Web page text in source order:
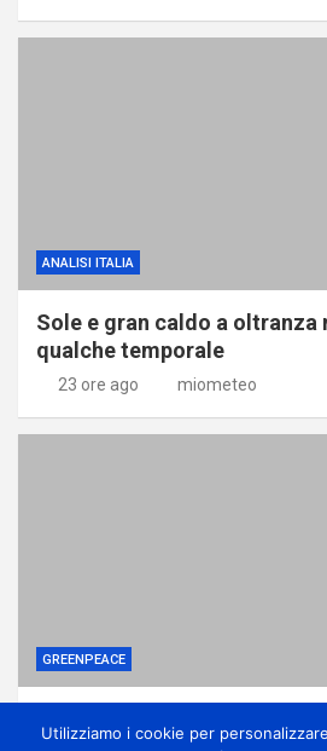
ANALISI ITALIA
Sole e gran caldo a oltranza
qualche temporale
23 ore ago miometeo
GREENPEACE
Utilizziamo i cookie per